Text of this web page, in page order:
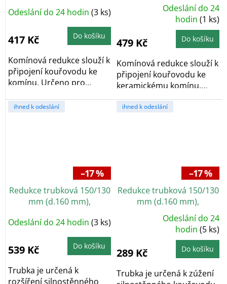
Odeslání do 24 hodin (3 ks)
417 Kč Do košíku
Komínová redukce slouží k
připojení kouřovodu ke
komínu. Určeno pro
1,5 mm, s těs. šňůrou,
černá
5,0
z
5
Odeslání do 24
hodin(1 ks)
479 Kč Do košíku
Komínová redukce slouží k
připojení kouřovodu ke
keramickému komínu.
Určeno pro...
ihned k odeslání
–17 %
Redukce trubková 150/130
mm (d.160 mm),
Odeslání do 24 hodin (3 ks)
539 Kč Do košíku
Trubka je určená k
rozšíření silnostěnného
ihned k odeslání
–17 %
Redukce trubková 150/130
mm (d.160 mm),
silnostěnné 1,5 mm, černá
5,0
z
5
Odeslání do 24
hodin(5 ks)
289 Kč Do košíku
Trubka je určená k zúžení